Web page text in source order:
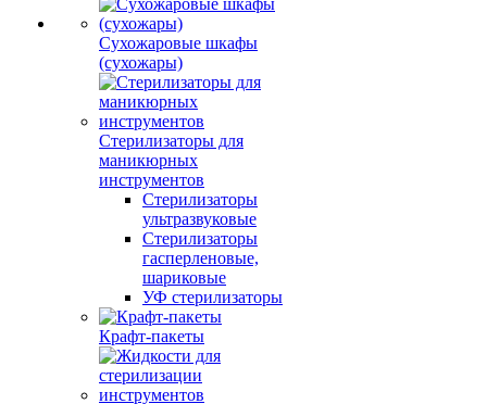
Сухожаровые шкафы
(сухожары)
Стерилизаторы для
маникюрных
инструментов
Стерилизаторы
ультразвуковые
Стерилизаторы
гасперленовые,
шариковые
УФ стерилизаторы
Крафт-пакеты